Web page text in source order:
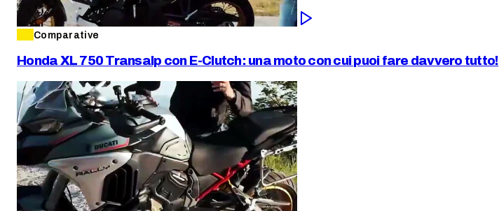
Comparative
Honda XL 750 Transalp con E-Clutch: una moto con cui puoi fare davvero tutto!